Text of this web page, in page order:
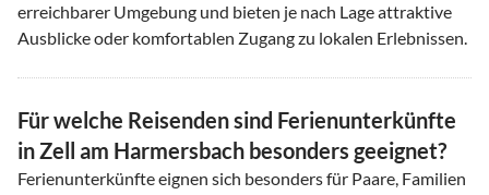
erreichbarer Umgebung und bieten je nach Lage attraktive
Ausblicke oder komfortablen Zugang zu lokalen Erlebnissen.
Für welche Reisenden sind Ferienunterkünfte
in Zell am Harmersbach besonders geeignet?
Ferienunterkünfte eignen sich besonders für Paare, Familien